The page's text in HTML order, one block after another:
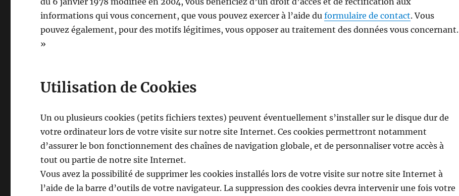
informations qui vous concernent, que vous pouvez exercer à l’aide duformulaire de contact. Vous
pouvez également, pour des motifs légitimes, vous opposer au traitement des données vous concernant.
»
Utilisation de Cookies
Un ou plusieurs cookies (petits fichiers textes) peuvent éventuellement s’installer sur le disque dur de
votre ordinateur lors de votre visite sur notre site Internet. Ces cookies permettront notamment
d’assurer le bon fonctionnement des chaînes de navigation globale, et de personnaliser votre accès à
tout ou partie de notre site Internet.
Vous avez la possibilité de supprimer les cookies installés lors de votre visite sur notre site Internet à
l’aide de la barre d’outils de votre navigateur. La suppression des cookies devra intervenir une fois votre